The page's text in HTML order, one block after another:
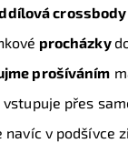
procházky
prošíváním
vstupuje přes
v podšívce